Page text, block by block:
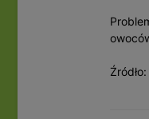
Źródło: